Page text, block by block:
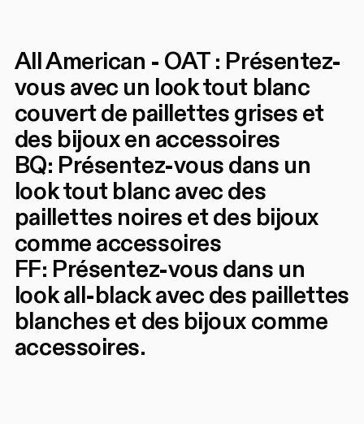
All American - OAT : Présentez-
vous avec un look tout blanc
couvert de paillettes grises et
des bijoux en accessoires
BQ: Présentez-vous dans un
look tout blanc avec des
paillettes noires et des bijoux
comme accessoires
FF: Présentez-vous dans un
look all-black avec des paillettes
blanches et des bijoux comme
accessoires.